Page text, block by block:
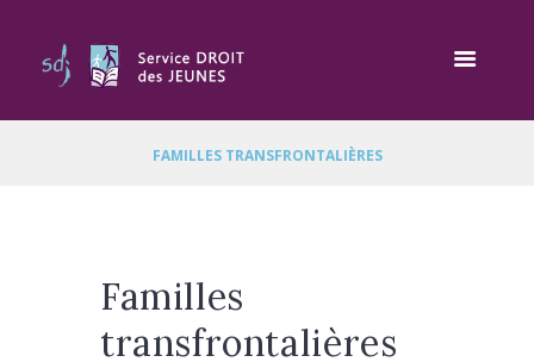
FAMILLES TRANSFRONTALIÈRES
Familles
transfrontalières